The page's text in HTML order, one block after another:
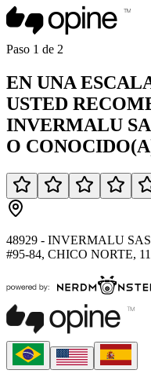
Paso 1 de 2
EN UNA
USTED
INVERMALU
O
48929 - INVERMALU
#95-84, CHICO NORTE,